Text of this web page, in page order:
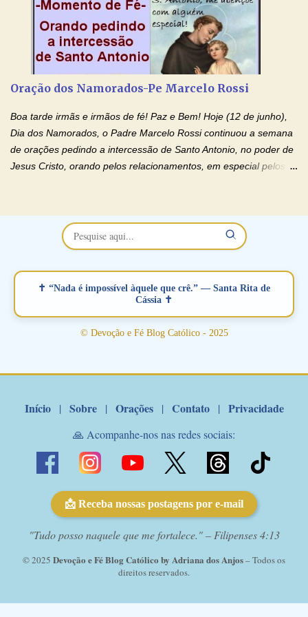
relacionamentos. Seu relacionamento está doente? Você está
sofrendo? Então ouça o Momento de Fé e entre nesta corrente
de orações abençoadas, d eixe o Amor Ágape de Jesus curar e
restaurar você e seu relacionamento. Adriana-Devoção e Fé
separados, devido ao envolvimento de outras pessoas no
relacionamento e que minaram, espiritualmente, a relação do
casal. Vamos orar (coloque o seu esposo ou esposa diante de
Deus). "Senhor Jesus, restaura os laços ...
Oração dos Namorados-Pe Marcelo Rossi
Boa tarde irmãs e irmãos de fé! Paz e Bem! Hoje (12 de junho),
Dia dos Namorados, o Padre Marcelo Rossi continuou a semana
de orações pedindo a intercessão de Santo Antonio, no poder de
Jesus Cristo, orando pelos relacionamentos, em especial pelos
maravilhosos cartões que coloquei aqui para vocês. Não perca
esta abençoada semana no Momento de Fé do Padre Marcelo,
vamos juntos formar esta forte corrente de orações. Você que
verdadeiro, ou que está com problemas no relacionamento
amoroso, creia na poderosa intercessão deste santo amigo:
Santo Antonio! Tenha fé, não desista, pois ele intercede por nós
junto a Jesus! Fique no Amor Ágape de Jesus e no Amor Materno
✝ “Nada é impossível àquele que crê.” — Santa Rita de
Cássia ✝
© Devoção e Fé Blog Católico - 2025
Início | Sobre | Orações | Contato | Privacidade
🙏 Acompanhe-nos nas redes sociais:
📩 Receba nossas postagens por e-mail
"Tudo posso naquele que me fortalece." – Filipenses 4:13
© 2025 Devoção e Fé Blog Católico by Adriana dos Anjos– Todos os
direitos reservados.